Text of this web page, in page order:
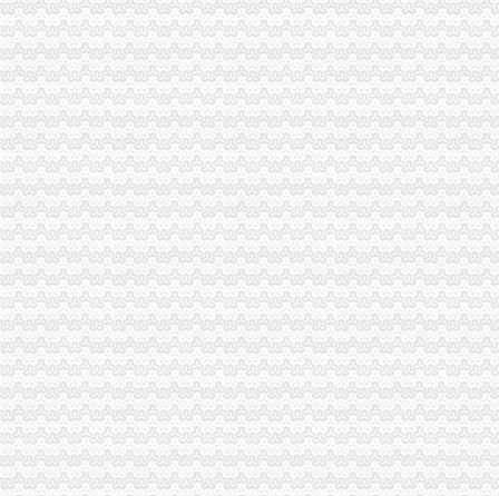
璧山局免费注册公司大路工商所为农民专业合作社开创致富新天地
巴南局“三加一巩固”0元注册公司开展机动车非法营运专项整
潼南局扎实开展“大学法”0元注册公司流程活动初显成效
合川局推出“十步工作法”0元注册公司索创建无销村试点活动成效显著
璧山工商局重庆免费注册公司成功召开全县企业信用体系建设工作会
大足县表彰“知名五金品牌”重庆0元注册公司并励该县4家五金企业
涪陵局0元注册公司清溪所防并举疏堵结合开展无照经营整工作
九龙坡局园区工商所“六到位”重庆一元注册公司服务地方经济
渝中局重庆0元注册公司圆满完成2007-2008年度注册登记政风行风评议工作
工商动态
沙坪坝局以四型模范为指针造“四型”0元注册公司领导班子
重庆工商系统充分发扬团结互助精大力开展对四川灾区的1元注册公司援助工作
南岸局重庆0元注册公司四公里工商所推行办案新模式率先实现基层执法能力指
市免费注册公司局中介处三项措施贯彻落实廉政工作会议精
沙坪坝局抓住“五个关键”0元注册公司流程推动重点工作全面开展
江津局“两手抓”一元注册公司流程积构建食品安全监管长效机制
彭水局重庆0元注册公司隆重纪念3.15国际消费者权益日
高新区IT市一元注册公司场实行《先行赔付制度》
合川局一元注册公司3.15活动呈现五大亮点
垫江局深入开展“红盾护农”0元注册公司流程行动
渝北局在区委、重庆一元注册公司区年度目标考核中获一等